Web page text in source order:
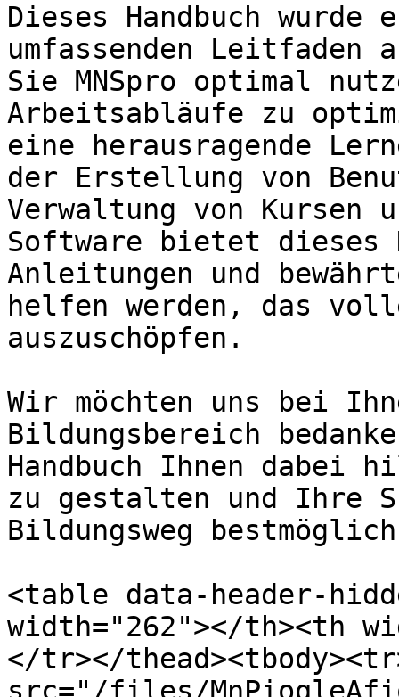
Dieses Handbuch
umfassenden Leitfaden
Sie MNSpro optimal
Arbeitsabläufe zu
eine herausragende
der Erstellung von
Verwaltung von
Software bietet dieses
Anleitungen und
helfen werden, das
auszuschöpfen.
Wir möchten uns bei
Bildungsbereich
Handbuch Ihnen
zu gestalten und Ihre
Bildungsweg
<table data-header-
width="262"></th><th
</tr></